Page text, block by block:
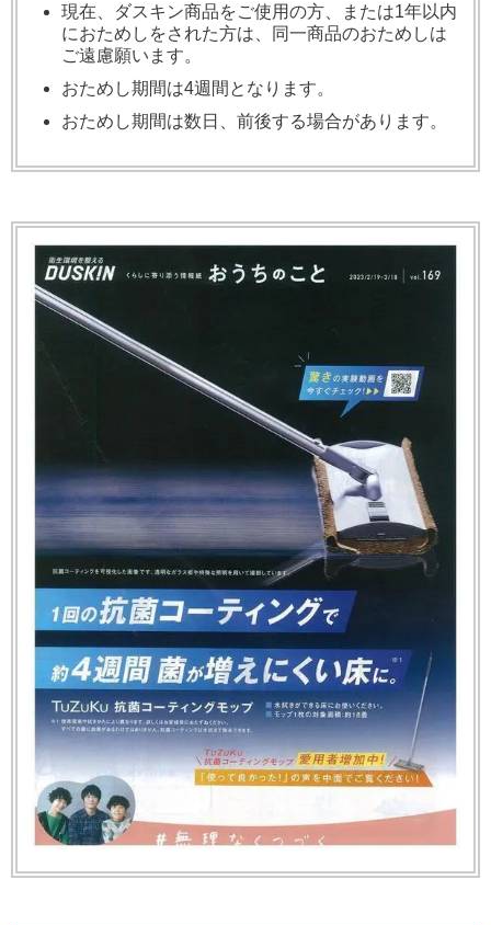
現在、ダスキン商品をご使用の方、または1年以内
におためしをされた方は、同一商品のおためしは
ご遠慮願います。
おためし期間は4週間となります。
おためし期間は数日、前後する場合があります。